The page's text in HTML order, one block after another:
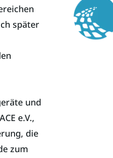
später
und
e.V.,
die
zum